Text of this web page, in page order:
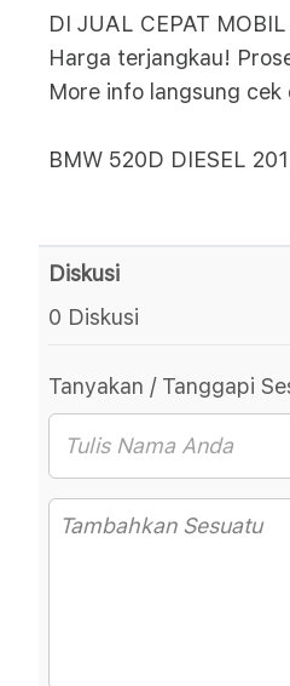
DI JUAL CEPAT
Harga terjangkau!
More info langsung cek
BMW 520D DIESEL
Diskusi
0 Diskusi
Tanyakan / Tanggapi